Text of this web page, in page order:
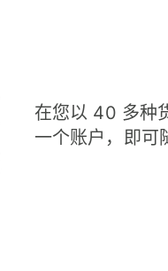
在您以 40 多种
一个账户，即可